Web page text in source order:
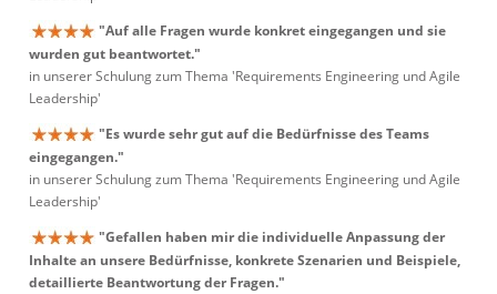
"Auf alle Fragen wurde konkret eingegangen und sie
wurden gut beantwortet."
in unserer Schulung zum Thema 'Requirements Engineering und Agile
Leadership'
"Es wurde sehr gut auf die Bedürfnisse des Teams
eingegangen."
in unserer Schulung zum Thema 'Requirements Engineering und Agile
Leadership'
"Gefallen haben mir die individuelle Anpassung der
Inhalte an unsere Bedürfnisse, konkrete Szenarien und Beispiele,
detaillierte Beantwortung der Fragen."